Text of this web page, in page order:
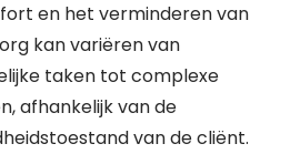
en het verminderen van
kan variëren van
taken tot complexe
afhankelijk van de
van de cliënt.